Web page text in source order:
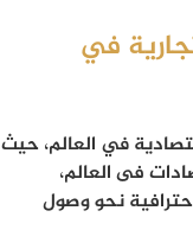
في
في العالم، حيث
فى العالم،
نحو وصول